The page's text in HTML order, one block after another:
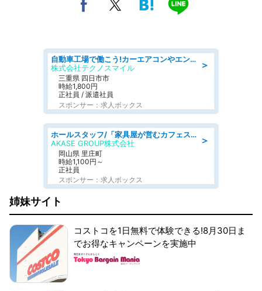
＞
自動車工場で働こう!カーエアコンやエンジンの製造・加工業務/寮完備 denso aichi
株式会社テクノスマイル
三重県 四日市市
時給1,800円
正社員 / 派遣社員
スポンサー：求人ボックス
＞
ホールスタッフ/「家具屋が営むカフェスタッフ!」週2日～OK!嬉しいまかない付き/岡山県/浅口郡里庄町
AKASE GROUP株式会社
岡山県 里庄町
時給1,100円～
正社員
スポンサー：求人ボックス
姉妹サイト
コストコを1日無料で体験できる!8月30日ま
でお得なキャンペーンを実施中